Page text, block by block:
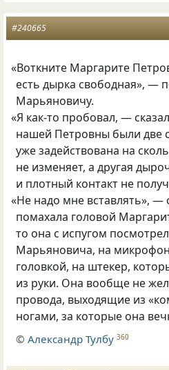
#240665
«Воткните Маргарите
есть дырка свободная», —
Марьяновичу.
«Я как-то пробовал, —
нашей Петровны были две
уже задействована на
не изменяет, а другая
и плотный контакт не
«Не надо мне вставлять», —
помахала головой
то она с испугом
Марьяновича, на
головкой, на штекер,
из руки. Она вообще не
провода, выходящие из
ногами, за которые она
©Александр Тулбу 360